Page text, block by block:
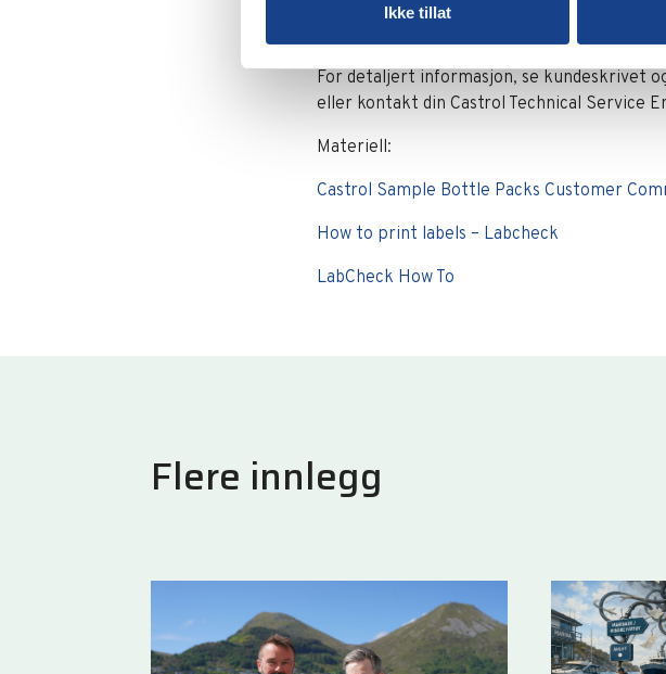
Ikke tillat
Mer informasjon
For detaljert informasjon, se kundeskrivet
eller kontakt din Castrol Technical Service
Materiell:
Castrol Sample Bottle Packs Customer
How to print labels – Labcheck
LabCheck How To
Flere innlegg